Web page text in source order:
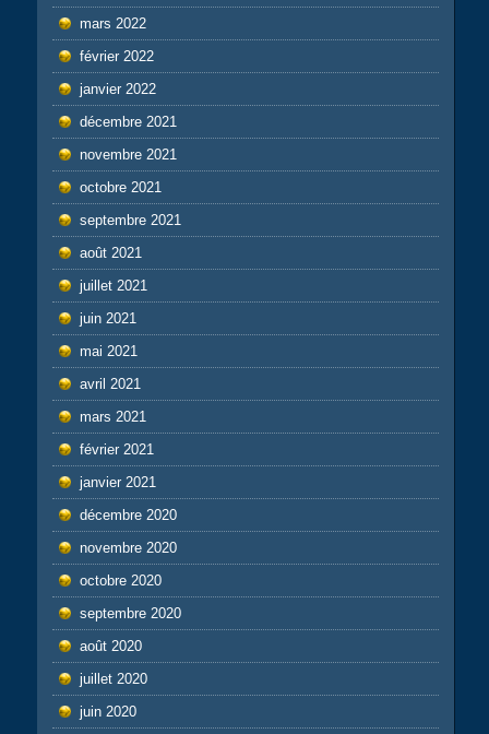
mars 2022
février 2022
janvier 2022
décembre 2021
novembre 2021
octobre 2021
septembre 2021
août 2021
juillet 2021
juin 2021
mai 2021
avril 2021
mars 2021
février 2021
janvier 2021
décembre 2020
novembre 2020
octobre 2020
septembre 2020
août 2020
juillet 2020
juin 2020